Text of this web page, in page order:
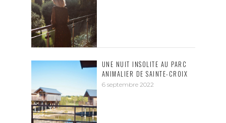
UNE NUIT INSOLITE AU PARC
ANIMALIER DE SAINTE-CROIX
6 septembre 2022